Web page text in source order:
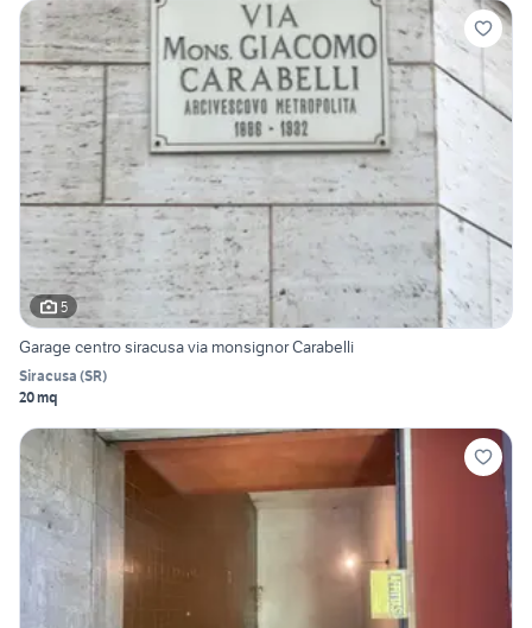
5
Garage centro siracusa via monsignor Carabelli
Siracusa (SR)
20 mq